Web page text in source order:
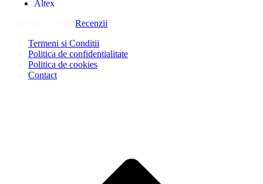
Altex
Recenzii
Termeni si Conditii
Politica de confidentialitate
Politica de cookies
Contact